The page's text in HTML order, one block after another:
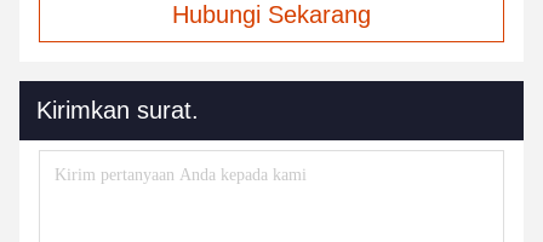
Hubungi Sekarang
Kirimkan surat.